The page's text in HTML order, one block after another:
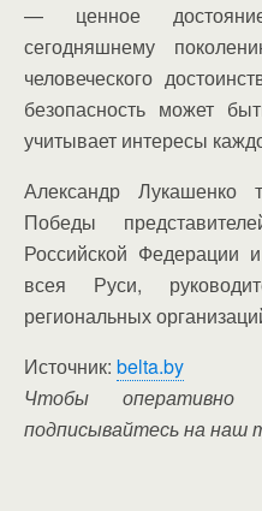
— ценное
сегодняшнему
человеческого
безопасность может
учитывает интересы
Александр
Победы
Российской Федерации
всея Руси,
региональных
Источник: belta.by
Чтобы оперативно
подписывайтесь на наш